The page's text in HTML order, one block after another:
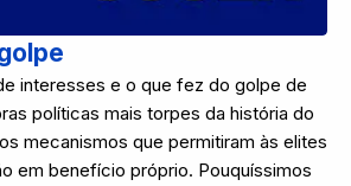
interesses e o que fez do golpe de
políticas mais torpes da história do
mecanismos que permitiram às elites
em benefício próprio. Pouquíssimos